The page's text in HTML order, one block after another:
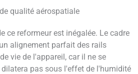
qualité aérospatiale
ce reformeur est inégalée. Le cadre
alignement parfait des rails
vie de l'appareil, car il ne se
pas sous l'effet de l'humidité